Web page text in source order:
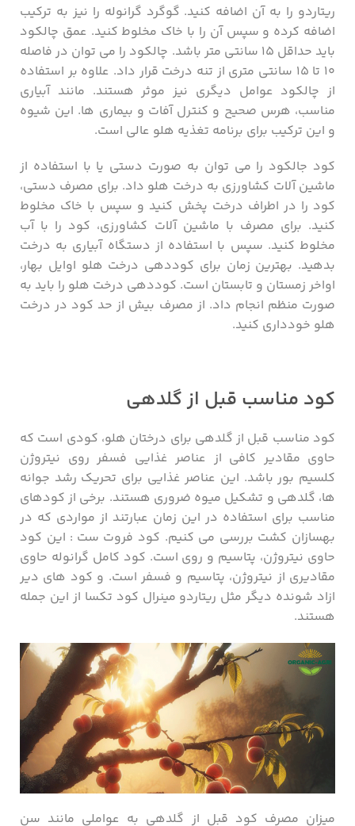
ریتاردو را به آن اضافه کنید. گوگرد گرانوله را نیز به ترکیب
اضافه کرده و سپس آن را با خاک مخلوط کنید. عمق چالکود
باید حداقل ۱۵ سانتی متر باشد. چالکود را می توان در فاصله
۱۰ تا ۱۵ سانتی متری از تنه درخت قرار داد. علاوه بر استفاده
از چالکود عوامل دیگری نیز موثر هستند. مانند آبیاری
مناسب، هرس صحیح و کنترل آفات و بیماری ها. این شیوه
و این ترکیب برای برنامه تغذیه هلو عالی است.
کود جالکود را می توان به صورت دستی یا با استفاده از
ماشین آلات کشاورزی به درخت هلو داد. برای مصرف دستی،
کود را در اطراف درخت پخش کنید و سپس با خاک مخلوط
کنید. برای مصرف با ماشین آلات کشاورزی، کود را با آب
مخلوط کنید. سپس با استفاده از دستگاه آبیاری به درخت
بدهید. بهترین زمان برای کوددهی درخت هلو اوایل بهار،
اواخر زمستان و تابستان است. کوددهی درخت هلو را باید به
صورت منظم انجام داد. از مصرف بیش از حد کود در درخت
هلو خودداری کنید.
کود مناسب قبل از گلدهی
کود مناسب قبل از گلدهی برای درختان هلو، کودی است که
حاوی مقادیر کافی از عناصر غذایی فسفر روی نیتروژن
کلسیم بور باشد. این عناصر غذایی برای تحریک رشد جوانه
ها، گلدهی و تشکیل میوه ضروری هستند. برخی از کودهای
مناسب برای استفاده در این زمان عبارتند از مواردی که در
بهسازان کشت بررسی می کنیم. کود فروت ست : این کود
حاوی نیتروژن، پتاسیم و روی است. کود کامل گرانوله حاوی
مقادیری از نیتروژن، پتاسیم و فسفر است. و کود های دیر
ازاد شونده دیگر مثل ریتاردو مینرال کود تکسا از این جمله
هستند.
میزان مصرف کود قبل از گلدهی به عواملی مانند سن